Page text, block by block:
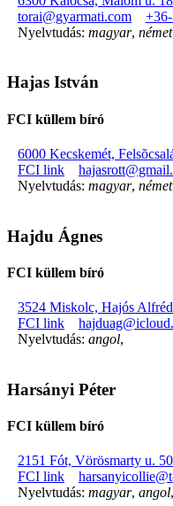
torai@gyarmati.com
Nyelvtudás: magyar, német
Hajas István
FCI küllem bíró
6000 Kecskemét,
FCI link
Nyelvtudás: magyar, német
Hajdu Ágnes
FCI küllem bíró
3524 Miskolc, Hajós
FCI link
Nyelvtudás: angol,
Harsányi Péter
FCI küllem bíró
2151 Fót, Vörösmarty u.
FCI link
Nyelvtudás: magyar, angol,